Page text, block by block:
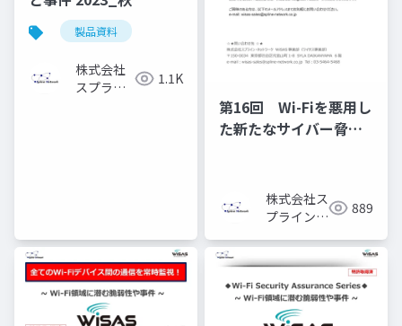
製品資料
株式会社
スプライ
1.1K
第16回 Wi-Fiを悪用し
た新たなサイバー脅
株式会社ス
プライン・
ク
889